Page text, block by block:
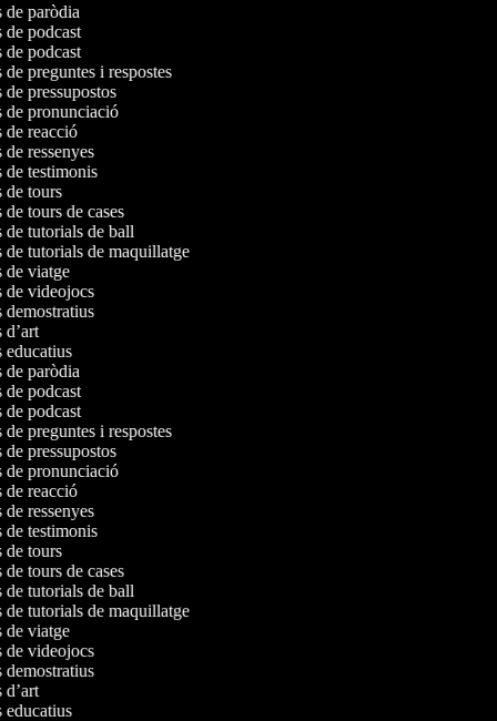
de paròdia
de podcast
de podcast
de preguntes i respostes
de pressupostos
de pronunciació
de reacció
de ressenyes
de testimonis
de tours
de tours de cases
de tutorials de ball
de tutorials de maquillatge
de viatge
de videojocs
demostratius
d’art
educatius
de paròdia
de podcast
de podcast
de preguntes i respostes
de pressupostos
de pronunciació
de reacció
de ressenyes
de testimonis
de tours
de tours de cases
de tutorials de ball
de tutorials de maquillatge
de viatge
de videojocs
demostratius
d’art
educatius